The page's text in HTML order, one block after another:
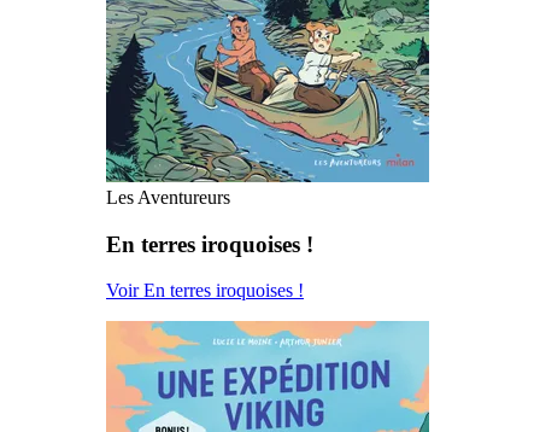
Les Aventureurs
En terres iroquoises !
Voir En terres iroquoises !